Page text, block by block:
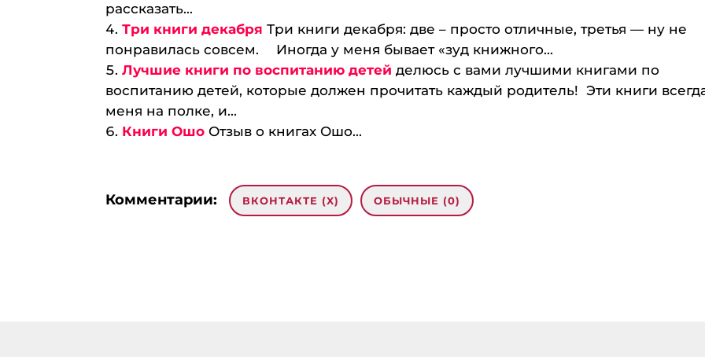
рассказать...
Три книги декабря Три книги декабря: две – просто отличные, третья — ну не
понравилась совсем. ⠀ Иногда у меня бывает «зуд книжного...
Лучшие книги по воспитанию детей делюсь с вами лучшими книгами по
воспитанию детей, которые должен прочитать каждый родитель! Эти книги
меня на полке, и...
Книги Ошо Отзыв о книгах Ошо...
Комментарии: ВКОНТАКТЕ (X) ОБЫЧНЫЕ (0)